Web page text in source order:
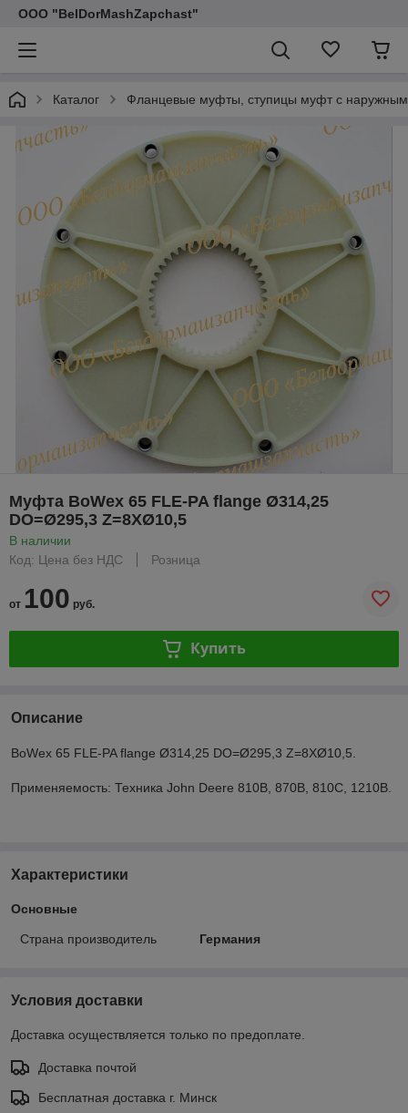
ООО "BelDorMashZapchast"
Каталог Фланцевые муфты, ступицы муфт с
Муфта BoWex 65 FLE-PA flange Ø314,25
DO=Ø295,3 Z=8XØ10,5
В наличии
Код: Цена без НДС
Розница
от 100 руб.
Купить
Описание
BoWex 65 FLE-PA flange Ø314,25 DO=Ø295,3 Z=8XØ10,5.
Применяемость: Техника John Deere 810B, 870B, 810C, 1210B.
Характеристики
Основные
Страна производитель Германия
Условия доставки
Доставка осуществляется только по предоплате.
Доставка почтой
Бесплатная доставка г. Минск